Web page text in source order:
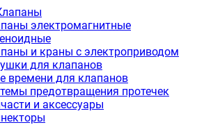
электромагнитные
и краны с электроприводом
для клапанов
времени для клапанов
предотвращения протечек
и аксессуары